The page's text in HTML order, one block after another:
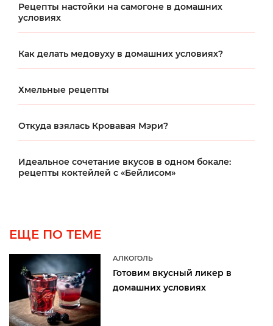
Рецепты настойки на самогоне в домашних
условиях
Как делать медовуху в домашних условиях?
Хмельные рецепты
Откуда взялась Кровавая Мэри?
Идеальное сочетание вкусов в одном бокале:
рецепты коктейлей с «Бейлисом»
ЕЩЕ ПО ТЕМЕ
АЛКОГОЛЬ
Готовим вкусный ликер в
домашних условиях